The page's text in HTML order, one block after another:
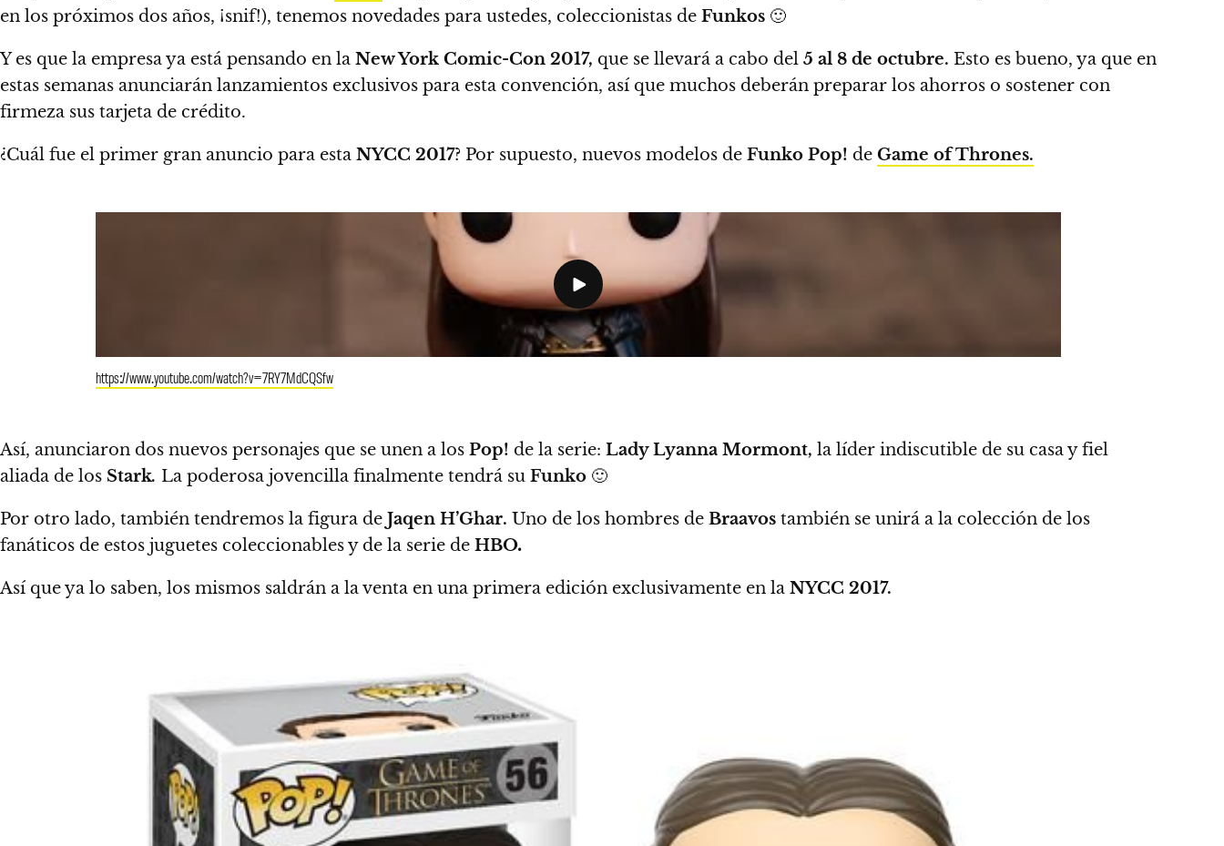
en los próximos dos años, ¡snif!), tenemos novedades para ustedes, coleccionistas de Funkos 🙂
Y es que la empresa ya está pensando en la New York Comic-Con 2017, que se llevará a cabo del 5 al 8 de octubre. Esto es bueno, ya que en
estas semanas anunciarán lanzamientos exclusivos para esta convención, así que muchos deberán preparar los ahorros o sostener con
firmeza sus tarjeta de crédito.
¿Cuál fue el primer gran anuncio para esta NYCC 2017? Por supuesto, nuevos modelos de Funko Pop! de Game of Thrones.
https://www.youtube.com/watch?v=7RY7MdCQSfw
Así, anunciaron dos nuevos personajes que se unen a los Pop! de la serie: Lady Lyanna Mormont, la líder indiscutible de su casa y fiel
aliada de los Stark. La poderosa jovencilla finalmente tendrá su Funko 🙂
Por otro lado, también tendremos la figura de Jaqen H’Ghar. Uno de los hombres de Braavos también se unirá a la colección de los
fanáticos de estos juguetes coleccionables y de la serie de HBO.
Así que ya lo saben, los mismos saldrán a la venta en una primera edición exclusivamente en la NYCC 2017.